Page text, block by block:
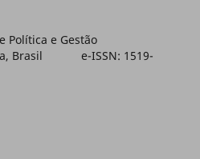
Política e Gestão
Brasil e-ISSN: 1519-